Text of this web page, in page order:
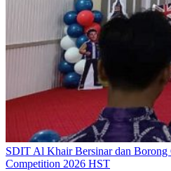
SDIT Al Khair Bersinar dan Borong
Competition 2026 HST